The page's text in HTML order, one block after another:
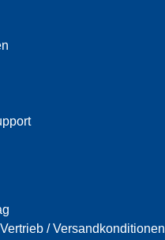
/ Versandkonditionen